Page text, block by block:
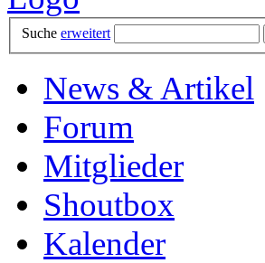
Suche erweitert
News & Artikel
Forum
Mitglieder
Shoutbox
Kalender